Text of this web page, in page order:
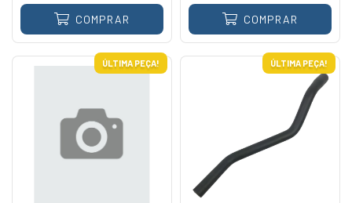
COMPRAR COMPRAR
ÚLTIMA PEÇA! ÚLTIMA PEÇA!